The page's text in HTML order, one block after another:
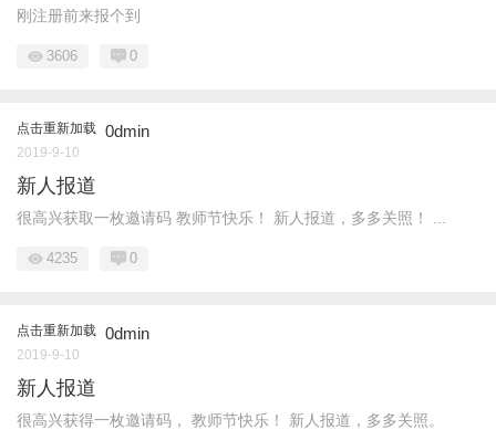
刚注册前来报个到
3606 0
点击重新加载 0dmin
2019-9-10
新人报道
很高兴获取一枚邀请码 教师节快乐！ 新人报道，多多关照！ ...
4235 0
点击重新加载 0dmin
2019-9-10
新人报道
很高兴获得一枚邀请码， 教师节快乐！ 新人报道，多多关照。